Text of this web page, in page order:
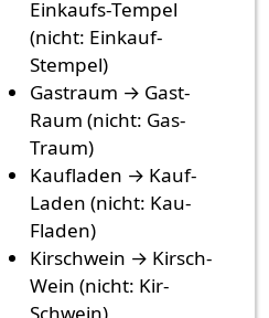
Einkaufs-Tempel
(nicht: Einkauf-
Stempel)
Gastraum → Gast-
Raum (nicht: Gas-
Traum)
Kaufladen → Kauf-
Laden (nicht: Kau-
Fladen)
Kirschwein → Kirsch-
Wein (nicht: Kir-